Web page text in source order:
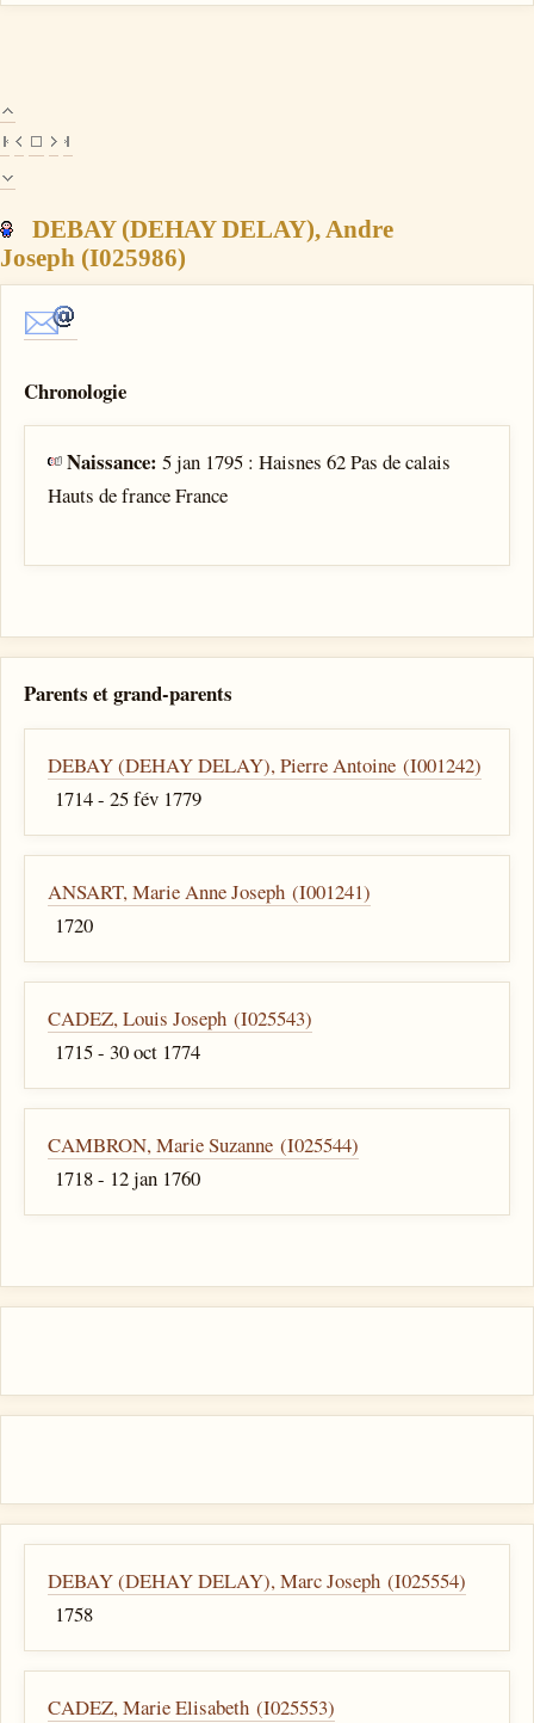
DEBAY (DEHAY DELAY), Andre
Joseph (I025986)
Chronologie
Naissance:5 jan 1795 : Haisnes 62 Pas de calais
Hauts de france France
Parents et grand-parents
DEBAY (DEHAY DELAY), Pierre Antoine (I001242)
1714 - 25 fév 1779
ANSART, Marie Anne Joseph (I001241)
1720
CADEZ, Louis Joseph (I025543)
1715 - 30 oct 1774
CAMBRON, Marie Suzanne (I025544)
1718 - 12 jan 1760
DEBAY (DEHAY DELAY), Marc Joseph (I025554)
1758
CADEZ, Marie Elisabeth (I025553)